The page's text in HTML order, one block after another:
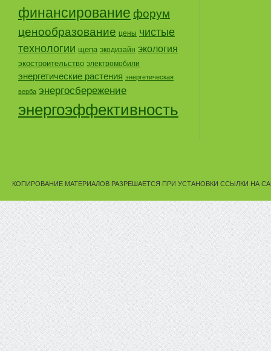
финансирование форум
ценообразование цены чистые
технологии щепа экодизайн экология
экостроительство электромобили
энергетические растения энергетическая
верба энергосбережение
энергоэффективность
КОПИРОВАНИЕ МАТЕРИАЛОВ РАЗРЕШАЕТСЯ ПРИ УСТАНОВКИ ССЫЛКИ НА САЙТ